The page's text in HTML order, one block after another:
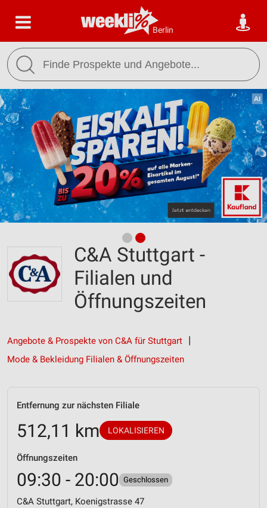
Berlin
C&A Stuttgart -
Filialen und
Öffnungszeiten
Angebote & Prospekte von C&A für Stuttgart
Mode & Bekleidung Filialen & Öffnungszeiten
Entfernung zur nächsten Filiale
512,11 km LOKALISIEREN
Öffnungszeiten
09:30 - 20:00 Geschlossen
C&A Stuttgart, Koenigstrasse 47